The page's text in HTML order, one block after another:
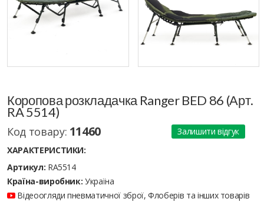
Коропова розкладачка Ranger BED 86 (Арт.
RA 5514)
Код товару: 11460
Залишити відгук
ХАРАКТЕРИСТИКИ:
Артикул: RA5514
Країна-виробник: Україна
Відеоогляди пневматичної зброї, Флоберів та інших товарів